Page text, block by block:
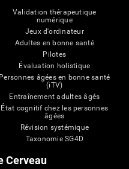
Validation thérapeutique
numérique
Jeux d'ordinateur
Adultes en bonne santé
Pilotes
Évaluation holistique
Personnes âgées en bonne santé
(iTV)
Entraînement adultes âgés
État cognitif chez les personnes
âgées
Révision systémique
Taxonomie SG4D
Cerveau